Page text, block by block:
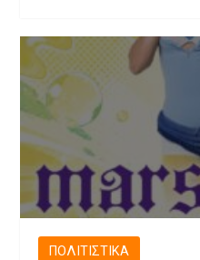
ΠΟΛΙΤΙΣΤΙΚΆ